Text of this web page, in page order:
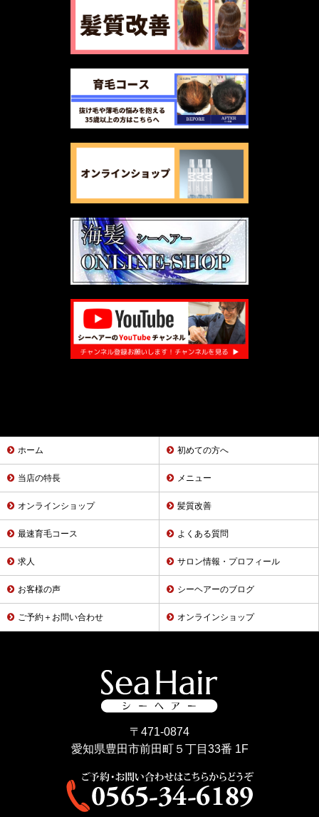
ホーム 初めての方へ
当店の特長 メニュー
オンラインショップ 髪質改善
最速育毛コース よくある質問
求人 サロン情報・プロフィール
お客様の声 シーヘアーのブログ
ご予約＋お問い合わせ オンラインショップ
〒471-0874
愛知県豊田市前田町５丁目33番 1F